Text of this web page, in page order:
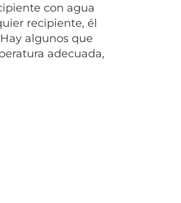
con agua
recipiente, él
algunos que
adecuada,